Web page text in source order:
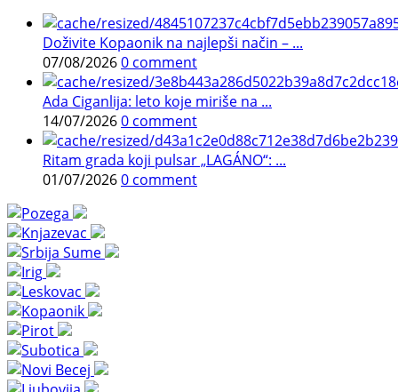
Doživite Kopaonik na najlepši način – ...
07/08/20260 comment
Ada Ciganlija: leto koje miriše na ...
14/07/20260 comment
Ritam grada koji pulsar „LAGÁNO“: ...
01/07/20260 comment